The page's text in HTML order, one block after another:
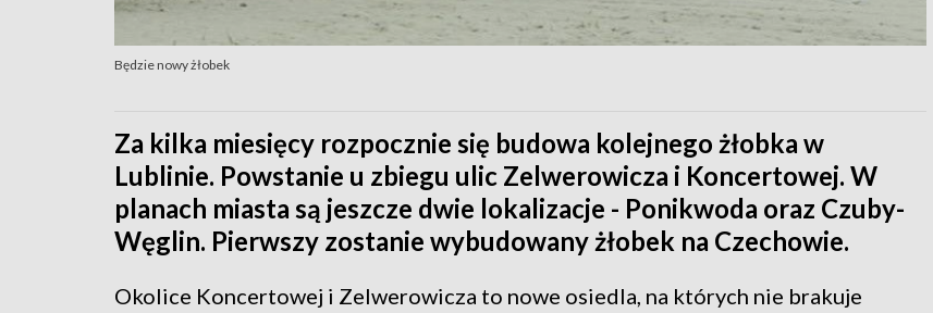
Będzie nowy żłobek
Za kilka miesięcy rozpocznie się budowa kolejnego żłobka w
Lublinie. Powstanie u zbiegu ulic Zelwerowicza i Koncertowej. W
planach miasta są jeszcze dwie lokalizacje - Ponikwoda oraz Czuby-
Węglin. Pierwszy zostanie wybudowany żłobek na Czechowie.
Okolice Koncertowej i Zelwerowicza to nowe osiedla, na których nie brakuje